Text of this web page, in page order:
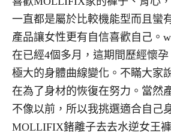
一直都是屬於比較機能型而且蠻
產品讓女性更有自信喜歡自己。
在已經4個多月，這期間歷經懷
極大的身體曲線變化。不瞞大家
在為了身材的恢復在努力。當然
不像以前，所以我挑選適合自己
MOLLIFIX鍺離子去去水逆女王